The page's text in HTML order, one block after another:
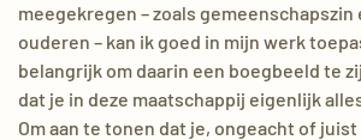
meegekregen – zoals
ouderen – kan ik goed in mijn werk
belangrijk om daarin een boegbeeld te
dat je in deze maatschappij eigenlijk
Om aan te tonen dat je, ongeacht of